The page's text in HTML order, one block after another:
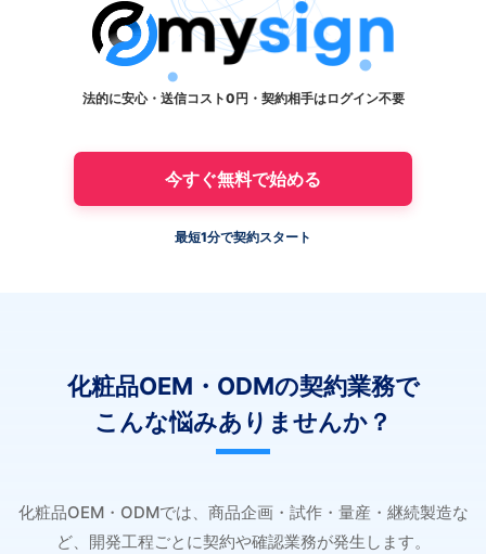
法的に安心・送信コスト0円・契約相手はログイン不要
今すぐ無料で始める
最短1分で契約スタート
化粧品OEM・ODMの契約業務で
こんな悩みありませんか？
化粧品OEM・ODMでは、商品企画・試作・量産・継続製造な
ど、開発工程ごとに契約や確認業務が発生します。